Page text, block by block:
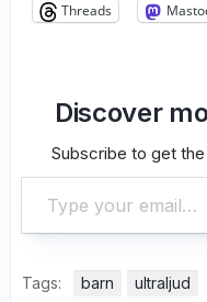
Threads
Discover
Subscribe to get
Type your email…
Tags: barn ultraljud